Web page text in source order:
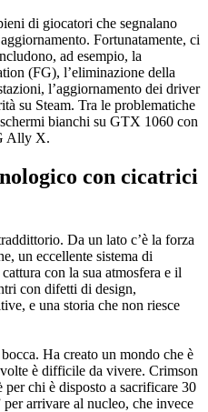
di giocatori che segnalano
Fortunatamente, ci
ad esempio, la
(FG), l’eliminazione della
l’aggiornamento dei driver
su Steam. Tra le problematiche
bianchi su GTX 1060 con
Ally X.
con cicatrici
Da un lato c’è la forza
un eccellente sistema di
con la sua atmosfera e il
con difetti di design,
e una storia che non riesce
Ha creato un mondo che è
è difficile da vivere. Crimson
chi è disposto a sacrificare 30
arrivare al nucleo, che invece